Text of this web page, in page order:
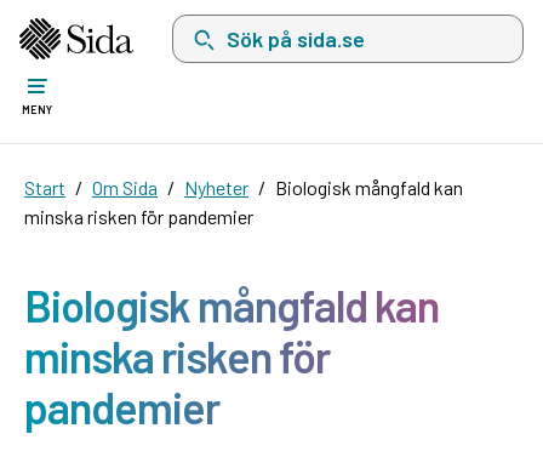
Sök på sida.se, sökförslag kommer att visas
MENY
Start Om Sida Nyheter
Biologisk mångfald kan
minska risken för pandemier
Biologisk mångfald kan
minska risken för
pandemier